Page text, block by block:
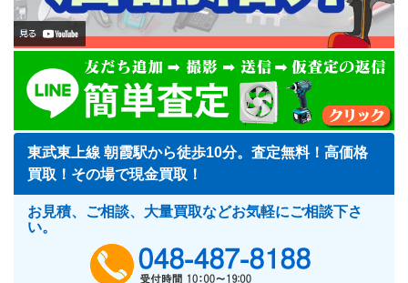
東武東上線 朝霞駅から徒歩10分。査定無料！高価格
買取！その場で現金買取！
お見積、ご相談、大量買取などお気軽にご相談下さ
い。